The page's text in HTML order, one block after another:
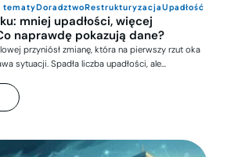
tematyDoradztwoRestrukturyzacjaUpadłość
mniej upadłości, więcej
naprawdę pokazują dane?
przyniósł zmianę, która na pierwszy rzut oka
sytuacji. Spadła liczba upadłości, ale…